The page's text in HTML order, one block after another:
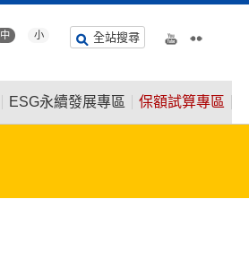
中 小 全站搜尋
ESG永續發展專區 保額試算專區